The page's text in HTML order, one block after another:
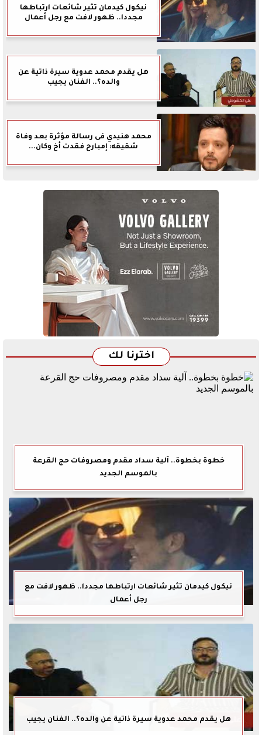
نيكول كيدمان تثير شائعات ارتباطها
مجددا.. ظهور لافت مع رجل أعمال
هل يقدم محمد عدوية سيرة ذاتية عن
والده؟.. الفنان يجيب
محمد هنيدي فى رسالة مؤثرة بعد وفاة
شقيقه: إمبارح فقدت أخ وكان...
اخترنا لك
خطوة بخطوة.. آلية سداد مقدم ومصروفات حج القرعة
بالموسم الجديد
نيكول كيدمان تثير شائعات ارتباطها مجددا.. ظهور لافت مع
رجل أعمال
هل يقدم محمد عدوية سيرة ذاتية عن والده؟.. الفنان يجيب